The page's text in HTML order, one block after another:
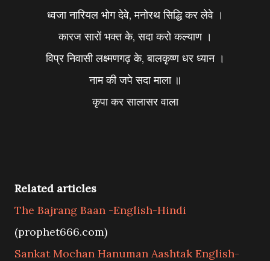
ध्वजा नारियल भोग देवे, मनोरथ सिद्धि कर लेवे ।
कारज सारों भक्त के, सदा करो कल्याण ।
विप्र निवासी लक्ष्मणगढ़ के, बालकृष्ण धर ध्यान ।
नाम की जपे सदा माला ॥
कृपा कर सालासर वाला
Related articles
The Bajrang Baan -English-Hindi
(prophet666.com)
Sankat Mochan Hanuman Aashtak English-